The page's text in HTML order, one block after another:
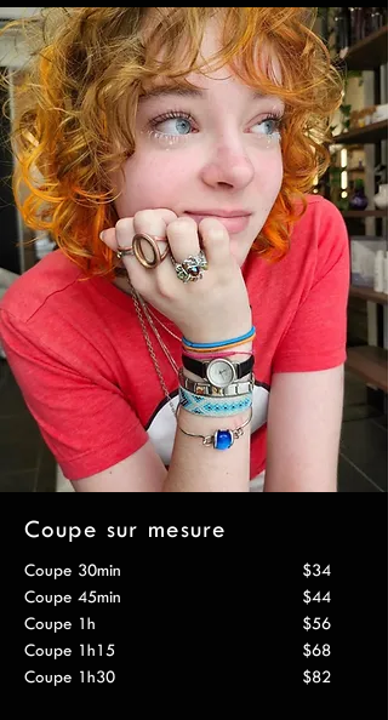
Coupe sur mesure
Coupe 30min
Coupe 45min
Coupe 1h
Coupe 1h15
Coupe 1h30
$34
$44
$56
$68
$82